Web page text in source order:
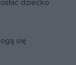
dziecko
się